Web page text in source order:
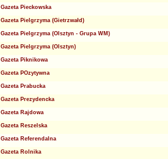
Gazeta Pieckowska
Gazeta Pielgrzyma (Gietrzwałd)
Gazeta Pielgrzyma (Olsztyn - Grupa WM)
Gazeta Pielgrzyma (Olsztyn)
Gazeta Piknikowa
Gazeta POzytywna
Gazeta Prabucka
Gazeta Prezydencka
Gazeta Rajdowa
Gazeta Reszelska
Gazeta Referendalna
Gazeta Rolnika